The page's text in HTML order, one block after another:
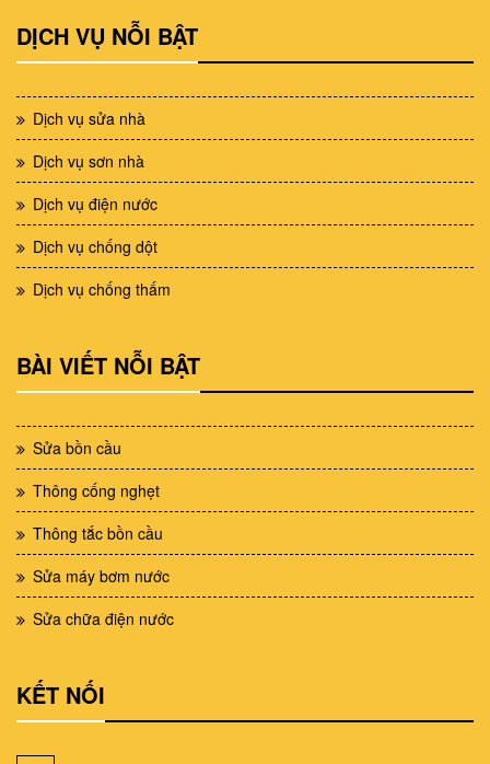
DỊCH VỤ NỖI BẬT
Dịch vụ sửa nhà
Dịch vụ sơn nhà
Dịch vụ điện nước
Dịch vụ chống dột
Dịch vụ chống thấm
BÀI VIẾT NỖI BẬT
Sửa bồn cầu
Thông cống nghẹt
Thông tắc bồn cầu
Sửa máy bơm nước
Sửa chữa điện nước
KẾT NỐI